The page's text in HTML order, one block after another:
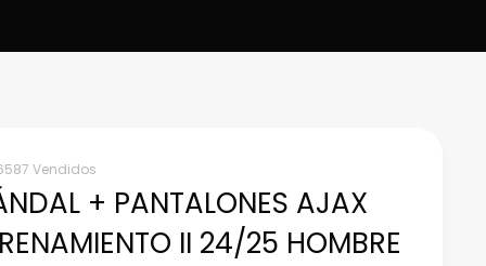
Vendidos
+ PANTALONES AJAX
II 24/25 HOMBRE